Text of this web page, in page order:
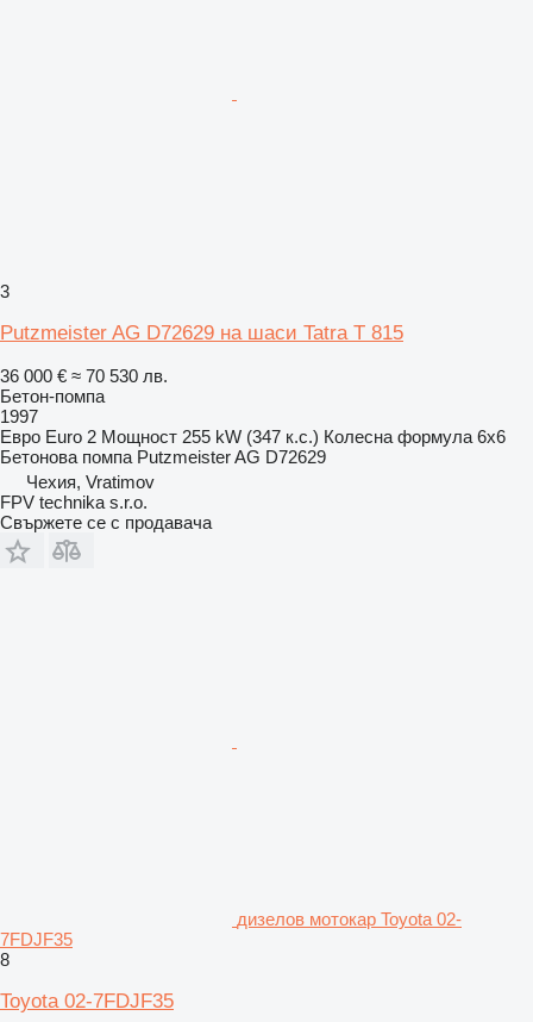
3
Putzmeister AG D72629 на шаси Tatra T 815
36 000 € ≈ 70 530 лв.
Бетон-помпа
1997
Евро Euro 2 Мощност 255 kW (347 к.с.) Колесна формула 6x6
Бетонова помпа Putzmeister AG D72629
Чехия, Vratimov
FPV technika s.r.o.
Свържете се с продавача
дизелов мотокар Toyota 02-
7FDJF35
8
Toyota 02-7FDJF35